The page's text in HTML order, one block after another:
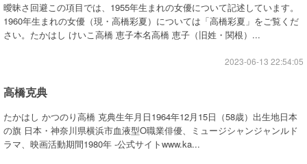
曖昧さ回避この項目では、1955年生まれの女優について記述しています。
1960年生まれの女優（現・高橋彩夏）については「高橋彩夏」をご覧くだ
さい。たかはし けいこ高橋 恵子本名高橋 恵子（旧姓・関根）...
2023-06-13 22:54:05
高橋克典
たかはし かつのり高橋 克典生年月日1964年12月15日（58歳）出生地日本
の旗 日本・神奈川県横浜市血液型O職業俳優、ミュージシャンジャンルド
ラマ、映画活動期間1980年 -公式サイトwww.ka...